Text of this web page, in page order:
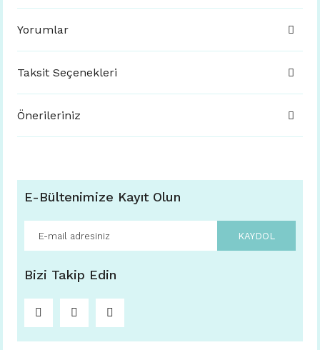
Yorumlar
Taksit Seçenekleri
Önerileriniz
E-Bültenimize Kayıt Olun
KAYDOL
Bizi Takip Edin